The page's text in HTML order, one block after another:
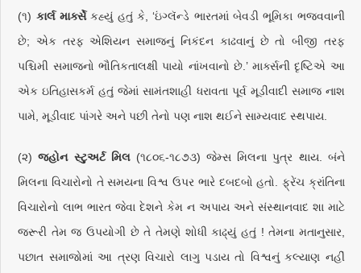
(૧) કાર્લ માર્ક્સેકહ્યું હતું કે, ‘ઇંગ્લૅન્ડે ભારતમાં બેવડી ભૂમિકા ભજવવાની
છે; એક તરફ એશિયન સમાજનું નિકંદન કાઢવાનું છે તો બીજી તરફ
પશ્ચિમી સમાજનો ભૌતિકતાલક્ષી પાયો નાંખવાનો છે.’ માર્ક્સની દૃષ્ટિએ આ
એક ઇતિહાસકર્મ હતું જેમાં સામંતશાહી ધરાવતા પૂર્વ મૂડીવાદી સમાજ નાશ
પામે, મૂડીવાદ પાંગરે અને પછી તેનો પણ નાશ થઈને સામ્યવાદ સ્થપાય.
(૨)જ્હોન સ્ટુઅર્ટ મિલ(૧૮૦૬-૧૮૭૩) જેમ્સ મિલના પુત્ર થાય. બંને
મિલના વિચારોનો તે સમયના વિશ્વ ઉપર ભારે દબદબો હતો. ફ્રેંચ ક્રાંતિના
વિચારોનો લાભ ભારત જેવા દેશને કેમ ન અપાય અને સંસ્થાનવાદ શા માટે
જરૂરી તેમ જ ઉપયોગી છે તે તેમણે શોધી કાઢ્યું હતું ! તેમના મતાનુસાર,
પછાત સમાજોમાં આ ત્રણ વિચારો લાગુ પડાય તો વિશ્વનું કલ્યાણ નહીં